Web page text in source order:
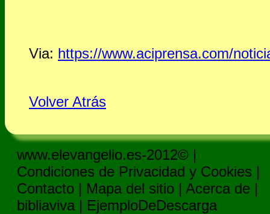
Via: https://www.aciprensa.com/
Volver Atrás
www.elevangelio.es-2012© |
Condiciones de Privacidad y Cookies |
Contacto | Mapa del sitio | Acerca de |
bibliaviva | EjemploDeDescarga